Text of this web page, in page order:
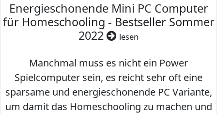
Energieschonende Mini PC Computer
für Homeschooling - Bestseller Sommer
2022
lesen
Manchmal muss es nicht ein Power
Spielcomputer sein, es reicht sehr oft eine
sparsame und energieschonende PC Variante,
um damit das Homeschooling zu machen und